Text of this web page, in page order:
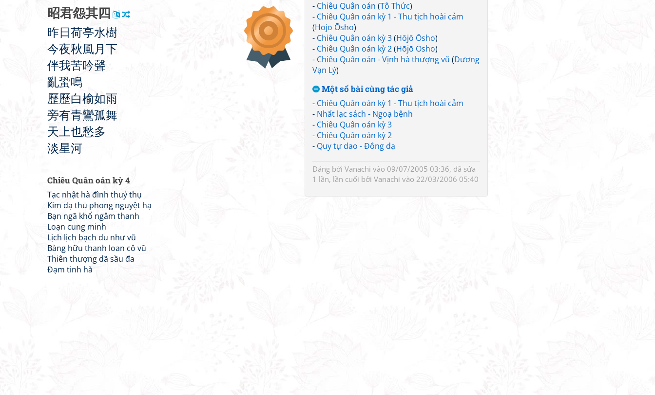
- Chiêu Quân oán (Tô Thức)
- Chiêu Quân oán kỳ 1 - Thu tịch hoài cảm
(Hōjō Ōsho)
- Chiêu Quân oán kỳ 3(Hōjō Ōsho)
- Chiêu Quân oán kỳ 2(Hōjō Ōsho)
- Chiêu Quân oán - Vịnh hà thượng vũ (Dương
Vạn Lý)
Một số bài cùng tác giả
- Chiêu Quân oán kỳ 1 - Thu tịch hoài cảm
- Nhất lạc sách - Ngoạ bệnh
- Chiêu Quân oán kỳ 3
- Chiêu Quân oán kỳ 2
- Quy tự dao - Đông dạ
Đăng bởi Vanachi vào 09/07/2005 03:36, đã sửa
1 lần, lần cuối bởi Vanachi vào 22/03/2006 05:40
昭君怨其 四
昨日 荷亭水樹
今夜秋風 月 下
伴我苦吟聲
亂蛩鳴
歷歷白榆如雨
旁有青鸞孤舞
天 上也愁多
淡星河
Chiêu Quân oán kỳ 4
Tạc nhật hà đình thuỷ thụ
Kim dạ thu phong nguyệt hạ
Bạn ngã khổ ngâm thanh
Loạn cung minh
Lịch lịch bạch du như vũ
Bàng hữu thanh loan cô vũ
Thiên thượng dã sầu đa
Đạm tinh hà